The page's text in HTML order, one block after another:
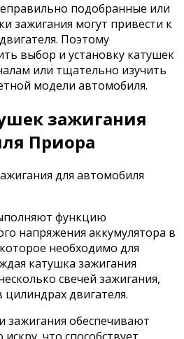
подобранные или
зажигания могут привести к
Поэтому
выбор и установку катушек
или тщательно изучить
модели автомобиля.
зажигания
Приора
функцию
напряжения аккумулятора в
необходимо для
катушка зажигания
свечей зажигания,
двигателя.
зажигания обеспечивают